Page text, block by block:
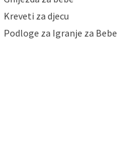
zakonima. Napominjemo
u potpunosti ili djelomice,
obrade Vaših osobnih
podnijeti poštom na
mailom na adresu:
Kreveti za djecu
Podloge za Igranje za Bebe